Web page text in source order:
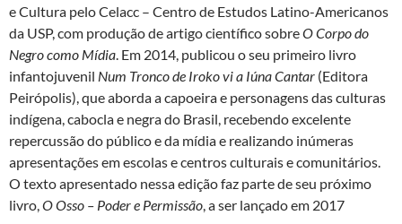
e Cultura pelo Celacc – Centro de Estudos Latino-Americanos
da USP, com produção de artigo científico sobreO Corpo do
Negro como Mídia. Em 2014, publicou o seu primeiro livro
infantojuvenil Num Tronco de Iroko vi a Iúna Cantar (Editora
Peirópolis), que aborda a capoeira e personagens das culturas
indígena, cabocla e negra do Brasil, recebendo excelente
repercussão do público e da mídia e realizando inúmeras
apresentações em escolas e centros culturais e comunitários.
O texto apresentado nessa edição faz parte de seu próximo
livro,O Osso – Poder e Permissão, a ser lançado em 2017